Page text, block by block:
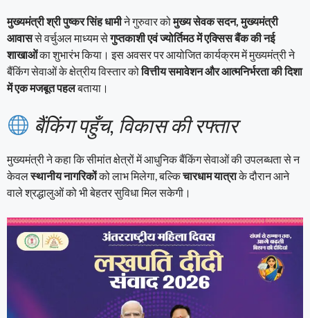
मुख्यमंत्री श्री पुष्कर सिंह धामीने गुरुवार कोमुख्य सेवक सदन, मुख्यमंत्री
आवाससे वर्चुअल माध्यम सेगुप्तकाशी एवं ज्योर्तिमठ में एक्सिस बैंक की नई
शाखाओंका शुभारंभ किया। इस अवसर पर आयोजित कार्यक्रम में मुख्यमंत्री ने
बैंकिंग सेवाओं के क्षेत्रीय विस्तार कोवित्तीय समावेशन और आत्मनिर्भरता की दिशा
में एक मजबूत पहलबताया।
बैंकिंग पहुँच, विकास की रफ्तार
मुख्यमंत्री ने कहा कि सीमांत क्षेत्रों में आधुनिक बैंकिंग सेवाओं की उपलब्धता से न
केवलस्थानीय नागरिकोंको लाभ मिलेगा, बल्किचारधाम यात्राके दौरान आने
वाले श्रद्धालुओं को भी बेहतर सुविधा मिल सकेगी।